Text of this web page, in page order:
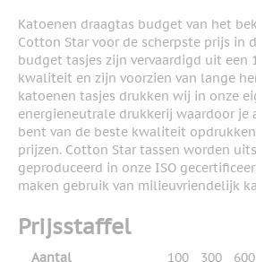
Katoenen draagtas budget van het
Cotton Star voor de scherpste prijs in
budget tasjes zijn vervaardigd uit een
kwaliteit en zijn voorzien van lange
katoenen tasjes drukken wij in onze
energieneutrale drukkerij waardoor je
bent van de beste kwaliteit
prijzen. Cotton Star tassen worden
geproduceerd in onze ISO
maken gebruik van milieuvriendelijk
Prijsstaffel
Aantal 100 300 600